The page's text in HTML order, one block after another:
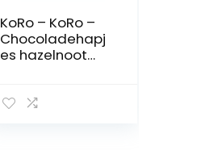
KoRo – KoRo –
Chocoladehapj
es hazelnoot